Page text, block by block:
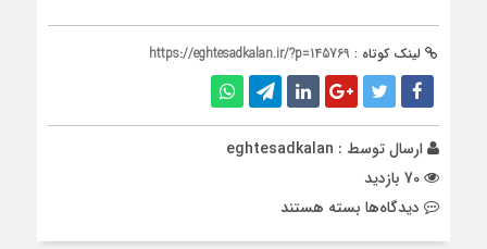
لینک کوتاه : https://eghtesadkalan.ir/?p=145769
ارسال توسط : eghtesadkalan
دیدگاه‌ها برای
بسته هستند